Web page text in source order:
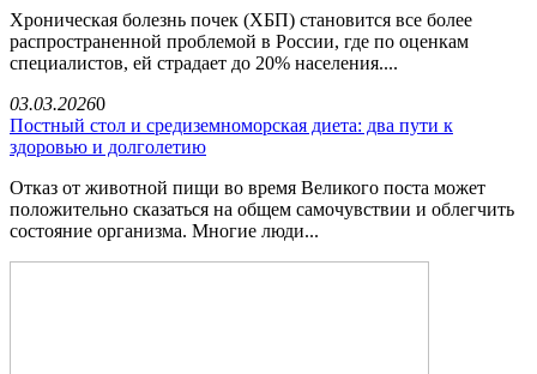
Хроническая болезнь почек (ХБП) становится все более
распространенной проблемой в России, где по оценкам
специалистов, ей страдает до 20% населения....
03.03.20260
Постный стол и средиземноморская диета: два пути к
здоровью и долголетию
Отказ от животной пищи во время Великого поста может
положительно сказаться на общем самочувствии и облегчить
состояние организма. Многие люди...